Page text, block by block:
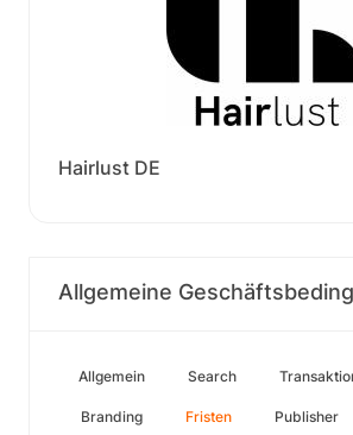
Hairlust DE
Allgemeine
Allgemein Search
Branding Fristen Publisher